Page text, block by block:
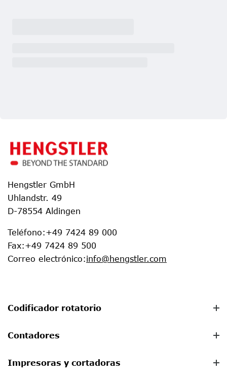
Hengstler GmbH
Uhlandstr. 49
D-78554 Aldingen
Teléfono:+49 7424 89 000
Fax:+49 7424 89 500
Correo electrónico:info@hengstler.com
Codificador rotatorio
Contadores
Impresoras y cortadoras